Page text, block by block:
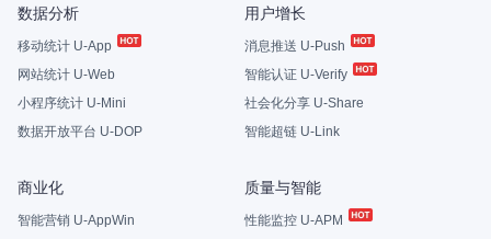
数据分析
移动统计 U-App
网站统计 U-Web
小程序统计 U-Mini
数据开放平台 U-DOP
用户增长
消息推送 U-Push
智能认证 U-Verify
社会化分享 U-Share
智能超链 U-Link
商业化
智能营销 U-AppWin
质量与智能
性能监控 U-APM